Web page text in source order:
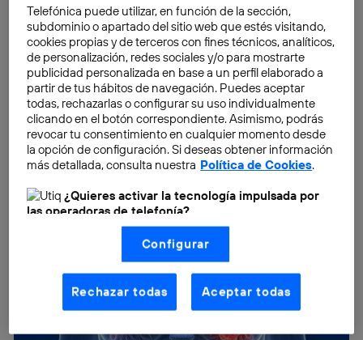
Telefónica puede utilizar, en función de la sección,
subdominio o apartado del sitio web que estés visitando,
cookies propias y de terceros con fines técnicos, analíticos,
de personalización, redes sociales y/o para mostrarte
publicidad personalizada en base a un perfil elaborado a
partir de tus hábitos de navegación. Puedes aceptar
todas, rechazarlas o configurar su uso individualmente
clicando en el botón correspondiente. Asimismo, podrás
revocar tu consentimiento en cualquier momento desde
la opción de configuración. Si deseas obtener información
más detallada, consulta nuestra Política de Cookies.
¿Quieres activar la tecnología impulsada por
las operadoras de telefonía?
Nosotros, Telefónica S.A., utilizamos la tecnología Utiq para
realizar nuestras acciones de marketing digital o análisis
(como se describe en este aviso de consentimiento)
basadas en tu navegación en nuestra(s) web(s)
aquí(solo cuando utilizas una conexión a
internet habilitada , proporcionada por una de las
operadoras de telefonía participantes, y otorgas tu
Configurar
Rechazar todas Aceptar todas